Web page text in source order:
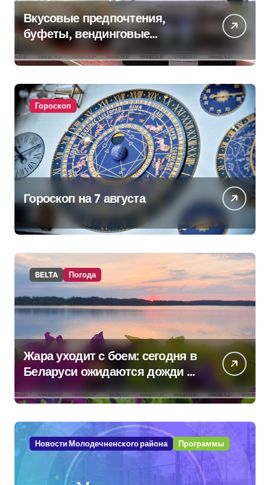
Вкусовые предпочтения,
буфеты, вендинговые
аппараты. Минобразования об
изменениях в школьном
питании
Гороскоп
Гороскоп на 7 августа
BELTA Погода
Жара уходит с боем: сегодня в
Беларуси ожидаются дожди и
грозы
Новости Молодечненского района Программы